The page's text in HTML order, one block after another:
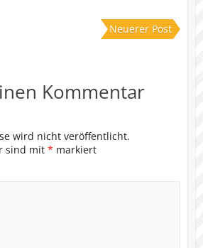
Neuerer Post
Kommentar
wird nicht veröffentlicht.
sind mit * markiert